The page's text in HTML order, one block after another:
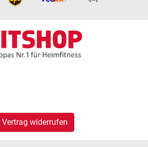
Vertrag widerrufen